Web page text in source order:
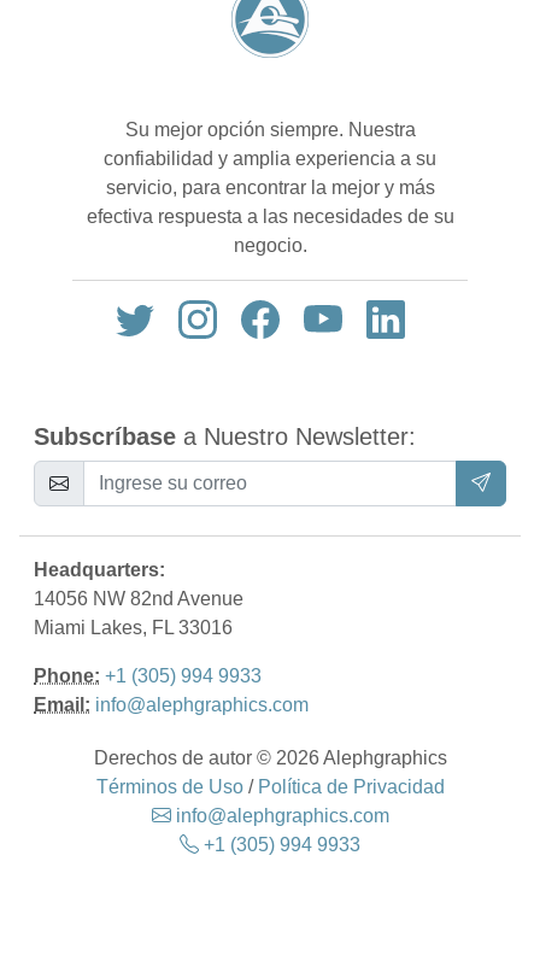
Su mejor opción siempre. Nuestra
confiabilidad y amplia experiencia a su
servicio, para encontrar la mejor y más
efectiva respuesta a las necesidades de su
negocio.
Subscríbase a Nuestro Newsletter:
Headquarters:
14056 NW 82nd Avenue
Miami Lakes, FL 33016
Phone: +1 (305) 994 9933
Email: info@alephgraphics.com
Derechos de autor © 2026 Alephgraphics
Términos de Uso/ Política de Privacidad
info@alephgraphics.com
+1 (305) 994 9933